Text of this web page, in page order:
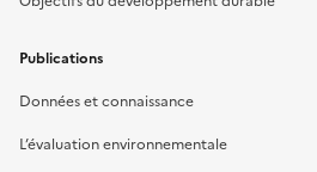
Publications
Données et connaissance
L’évaluation environnementale